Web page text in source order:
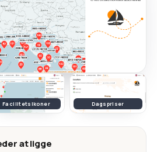
Facilitetsikoner Dagspriser
at ligge